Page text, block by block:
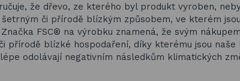
že dřevo, ze kterého byl produkt vyroben,
či přírodě blízkým způsobem, ve kterém jsou
FSC® na výrobku znamená, že svým nákupem
přírodě blízké hospodaření, díky kterému jsou naše
odolávají negativním následkům klimatických